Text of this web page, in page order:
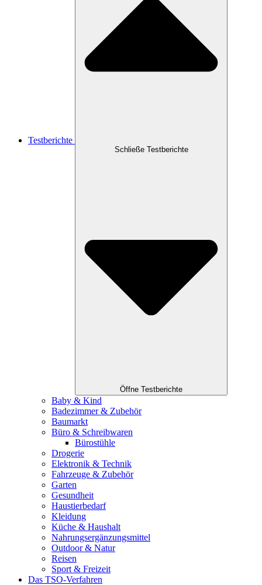
Testberichte
Schließe Testberichte
Öffne Testberichte
Baby & Kind
Badezimmer & Zubehör
Baumarkt
Büro & Schreibwaren
Bürostühle
Drogerie
Elektronik & Technik
Fahrzeuge & Zubehör
Garten
Gesundheit
Haustierbedarf
Kleidung
Küche & Haushalt
Nahrungsergänzungsmittel
Outdoor & Natur
Reisen
Sport & Freizeit
Das TSO-Verfahren